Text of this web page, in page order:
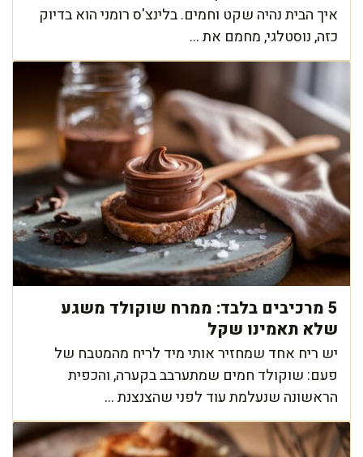
איך הבית נהיה שקט וחמים. בלינצ'ס רומני הוא בדיוק
כזה, נוסטלגי, מחמם את ...
5 מרכיבים בלבד: ממרח שוקולד משגע
שלא תאמינו שקל
יש ריח אחד שמחזיר אותי מיד לריח מהמטבח של
פעם: שוקולד חמים שמתערבב בקערה, והכפית
הראשונה שנעלמת עוד לפני שהצנצנת ...